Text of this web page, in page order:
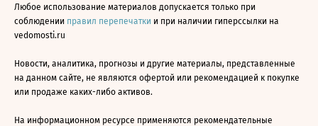
Любое использование материалов допускается только при
соблюдении правил перепечатки и при наличии гиперссылки на
vedomosti.ru
Новости, аналитика, прогнозы и другие материалы, представленные
на данном сайте, не являются офертой или рекомендацией к покупке
или продаже каких-либо активов.
На информационном ресурсе применяются рекомендательные